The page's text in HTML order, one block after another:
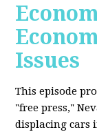
Issues
This episode
"free press,"
displacing cars